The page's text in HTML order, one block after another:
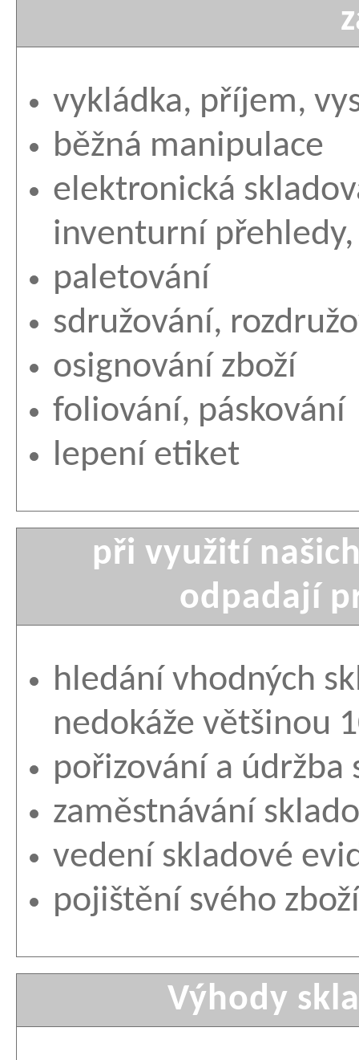
vykládka, příjem,
běžná manipulace
elektronická
inventurní
paletování
sdružování,
osignování zboží
foliování, páskování
lepení etiket
při využití
odpadají
hledání vhodných
nedokáže většinou
pořizování a údržba
zaměstnávání
vedení skladové
pojištění svého
Výhody